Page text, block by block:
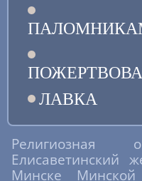
ЛАВКА
Религиозная
Елисаветинский
Минске Минской